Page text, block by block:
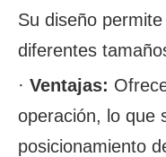
Su diseño
diferentes
· Ventajas:
operación, lo que
posicionamiento